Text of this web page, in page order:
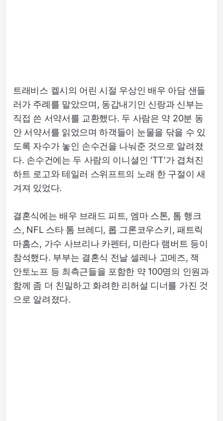
트래비스 켈시의 어린 시절 우상인 배우 아담 샌들
러가 주례를 맡았으며, 동갑내기인 신랑과 신부는
직접 쓴 서약서를 교환했다. 두 사람은 약 20분 동
안 서약서를 읽었으며 하객들이 눈물을 닦을 수 있
도록 자수가 놓인 손수건을 나눠준 것으로 알려졌
다. 손수건에는 두 사람의 이니셜인 'TT'가 겹쳐진
하트 로고와 테일러 스위프트의 노래 한 구절이 새
겨져 있었다.
결혼식에는 배우 브래드 피트, 엠마 스톤, 톰 행크
스, NFL 스타 톰 브레디, 롭 그론코우스키, 패트릭
마홈스, 가수 사브리나 카펜터, 미란다 램버트 등이
참석했다. 부부는 결혼식 전날 셀레나 고메즈, 잭
안토노프 등 최측근들을 포함한 약 100명의 인원과
함께 좀 더 친밀하고 화려한 리허설 디너를 가진 것
으로 알려졌다.